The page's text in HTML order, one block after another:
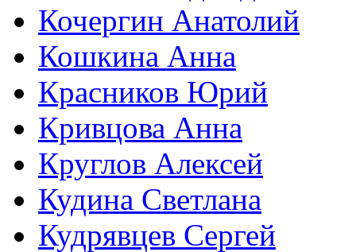
Кочергин Анатолий
Кошкина Анна
Красников Юрий
Кривцова Анна
Круглов Алексей
Кудина Светлана
Кудрявцев Сергей